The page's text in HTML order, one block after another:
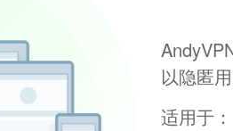
以隐匿
适用于：